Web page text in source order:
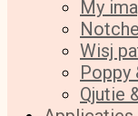
My
Wisj
Poppy
Qjutie